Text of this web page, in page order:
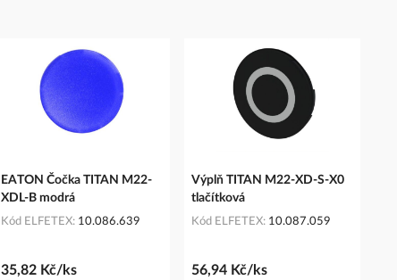
EATON Čočka TITAN M22-
XDL-B modrá
Kód ELFETEX 10.086.639
35,82 Kč/ks
Výplň TITAN M22-XD-S-X0
tlačítková
Kód ELFETEX 10.087.059
56,94 Kč/ks